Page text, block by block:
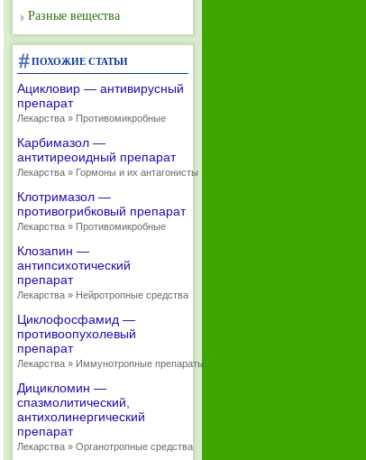
Разные вещества
ПОХОЖИЕ СТАТЬИ
Ацикловир — антивирусный
препарат
Лекарства » Противомикробные
Карбимазол —
антитиреоидный препарат
Лекарства » Гормоны и их антагонисты
Клотримазол —
противогрибковый препарат
Лекарства » Противомикробные
Клозапин —
антипсихотический
препарат
Лекарства » Нейротропные средства
Циклофосфамид —
противоопухолевый
препарат
Лекарства » Иммунотропные препараты
Дицикломин —
спазмолитический,
антихолинергический
препарат
Лекарства » Органотропные средства